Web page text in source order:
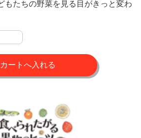
もたちの野菜を見る目がきっと変わ